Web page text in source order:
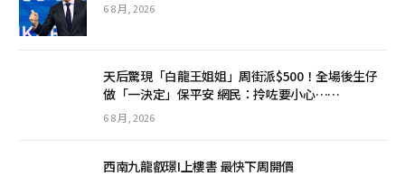
6 8 月, 2026
天后驚現「白龍王姐姐」周街派$500！全場後生仔
做「一決定」保平安 網民：拎咗要小心……
6 8 月, 2026
西南九龍叡璟I上樓書 最快下周開價